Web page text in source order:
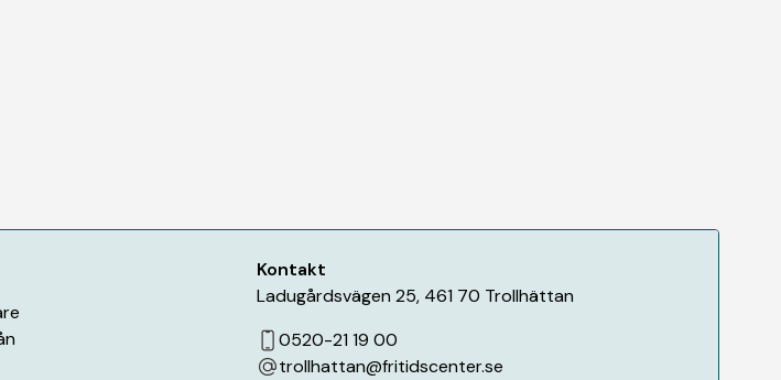
Kontakt
Ladugårdsvägen 25, 461 70 Trollhättan
0520-21 19 00
trollhattan@fritidscenter.se